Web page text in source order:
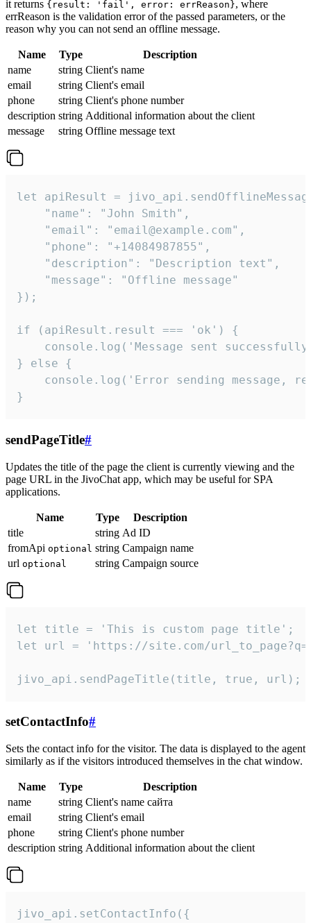
it returns {result: 'fail', error: errReason}, where
errReason is the validation error of the passed parameters, or the
reason why you can not send an offline message.
Name Type
Description
name
string Client's name
email
string Client's email
phone
string Client's phone number
description string Additional information about the client
message
string Offline message text
let apiResult =
    "name": "John Smith",
    "email": "email@example.com",
    "phone": "+14084987855",
    "description": "Description text",
    "message": "Offline message"
});
if (apiResult.result === 'ok') {
console.log('Message sent
} else {
console.log('Error sending message,
}
sendPageTitle#
Updates the title of the page the client is currently viewing and the
page URL in the JivoChat app, which may be useful for SPA
applications.
Name Type
Description
title
string Ad ID
fromApi optional string Campaign name
url optional string Campaign source
let title = 'This is custom page title';
let url = 'https://site.com/
jivo_api.sendPageTitle(title, true, url);
setContactInfo#
Sets the contact info for the visitor. The data is displayed to the agent
similarly as if the visitors introduced themselves in the chat window.
Name Type
Description
name
string Client's name сайта
email
string Client's email
phone
string Client's phone number
description string Additional information about the client
jivo_api.setContactInfo({